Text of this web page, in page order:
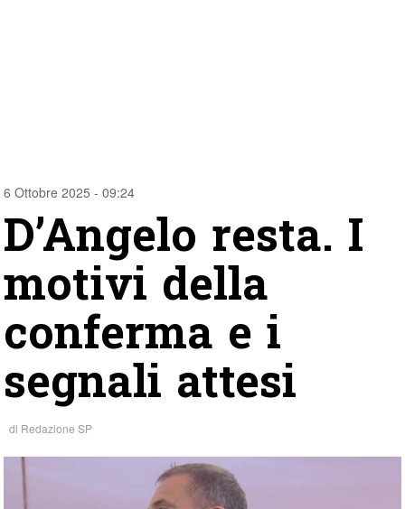
6 Ottobre 2025 - 09:24
D’Angelo resta. I
motivi della
conferma e i
segnali attesi
di Redazione SP